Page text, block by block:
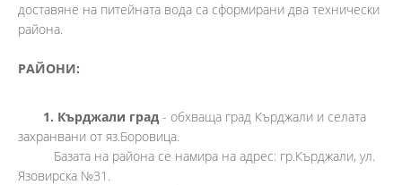
доставяне на питейната вода са сформирани два технически
района.
РАЙОНИ:
1. Кърджали град - обхваща град Кърджали и селата
захранвани от яз.Боровица.
Базата на района се намира на адрес: гр.Кърджали, ул.
Язовирска №31.